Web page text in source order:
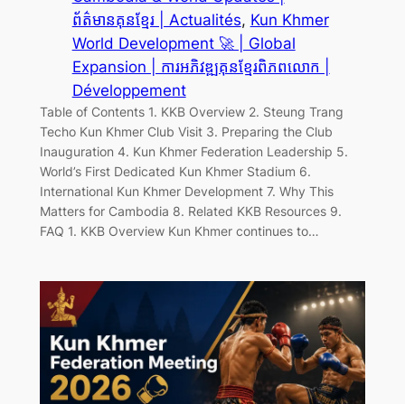
ព័ត៌មានគុនខ្មែរ | Actualités, Kun Khmer
World Development 🚀 | Global
Expansion | ការអភិវឌ្ឍគុនខ្មែរពិភពលោក |
Développement
Table of Contents 1. KKB Overview 2. Steung Trang
Techo Kun Khmer Club Visit 3. Preparing the Club
Inauguration 4. Kun Khmer Federation Leadership 5.
World’s First Dedicated Kun Khmer Stadium 6.
International Kun Khmer Development 7. Why This
Matters for Cambodia 8. Related KKB Resources 9.
FAQ 1. KKB Overview Kun Khmer continues to…